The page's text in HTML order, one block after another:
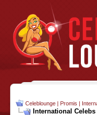
Celeblounge | Promis |
International